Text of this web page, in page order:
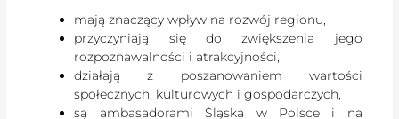
mają znaczący wpływ na rozwój regionu,
przyczyniają się do zwiększenia jego
rozpoznawalności i atrakcyjności,
działają z poszanowaniem wartości
społecznych, kulturowych i gospodarczych,
są ambasadorami Śląska w Polsce i na